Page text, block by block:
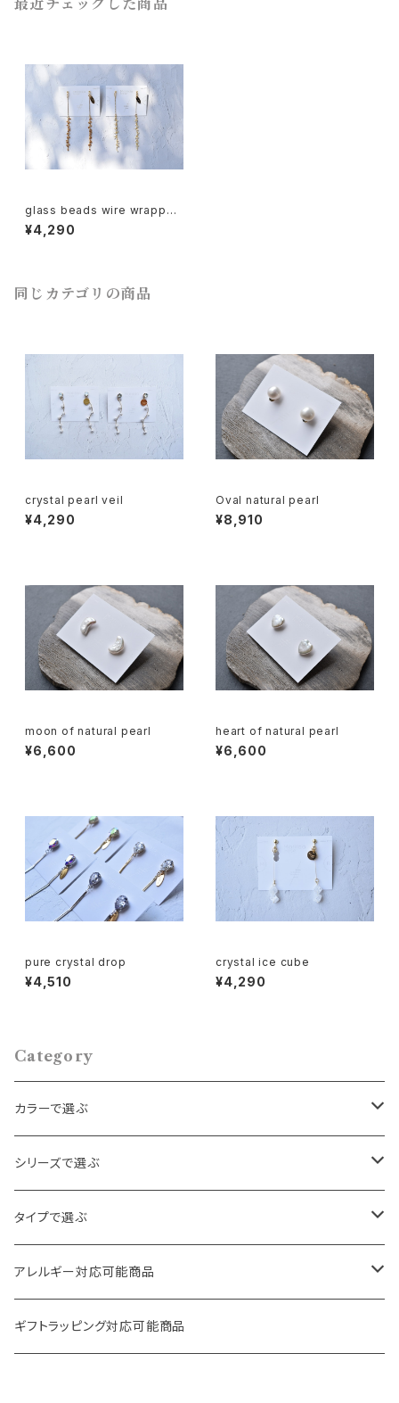
最近チェックした商品
glass beads wire wrapped
chain
¥4,290
同じカテゴリの商品
crystal pearl veil
¥4,290
Oval natural pearl
¥8,910
moon of natural pearl
¥6,600
heart of natural pearl
¥6,600
pure crystal drop
¥4,510
crystal ice cube
¥4,290
Category
カラーで選ぶ
ゴールド
シルバー
クリア
その他
シリーズで選ぶ
パール・ビーズ
天然石・スワロフスキー
フラワー・ハート
タイプで選ぶ
ロング
ボリューム
アレルギー対応可能商品
ピアス
ギフトラッピング対応可能商品